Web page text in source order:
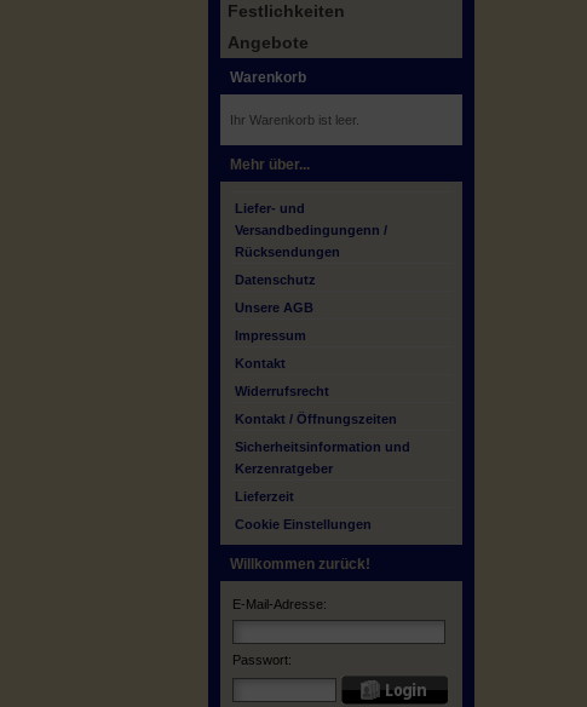
Festlichkeiten
Angebote
Warenkorb
Ihr Warenkorb ist leer.
Mehr über...
Liefer- und
Versandbedingungenn /
Rücksendungen
Datenschutz
Unsere AGB
Impressum
Kontakt
Widerrufsrecht
Kontakt / Öffnungszeiten
Sicherheitsinformation und
Kerzenratgeber
Lieferzeit
Cookie Einstellungen
Willkommen zurück!
E-Mail-Adresse:
Passwort: